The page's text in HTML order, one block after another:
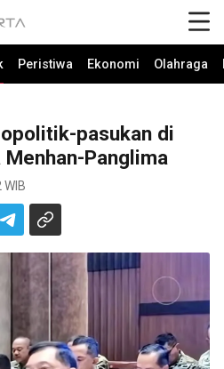
Peristiwa Ekonomi Olahraga
pasukan di
Panglima